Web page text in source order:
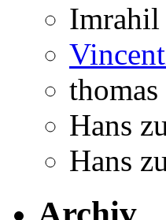
Imrahil
thomas
Hans
Hans